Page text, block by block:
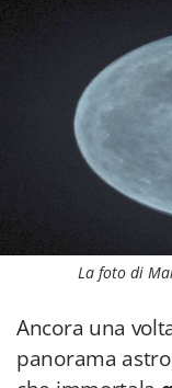
La foto di
Ancora una
panorama